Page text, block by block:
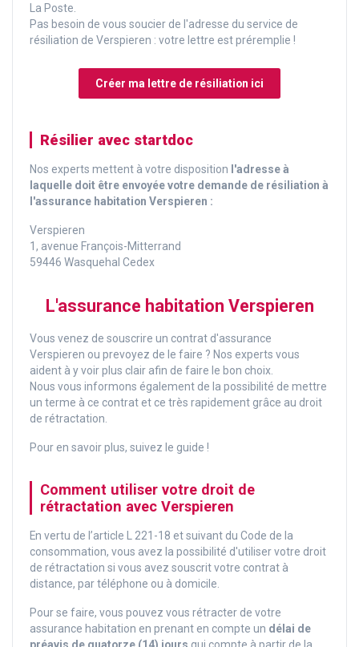
La Poste.
Pas besoin de vous soucier de l'adresse du service de
résiliation de Verspieren : votre lettre est préremplie !
Créer ma lettre de résiliation ici
Résilier avec startdoc
Nos experts mettent à votre disposition l'adresse à
laquelle doit être envoyée votre demande de résiliation à
l'assurance habitation Verspieren :
Verspieren
1, avenue François-Mitterrand
59446 Wasquehal Cedex
L'assurance habitation Verspieren
Vous venez de souscrire un contrat d'assurance
Verspieren ou prevoyez de le faire ? Nos experts vous
aident à y voir plus clair afin de faire le bon choix.
Nous vous informons également de la possibilité de mettre
un terme à ce contrat et ce très rapidement grâce au droit
de rétractation.
Pour en savoir plus, suivez le guide !
Comment utiliser votre droit de
rétractation avec Verspieren
En vertu de l’article L 221-18 et suivant du Code de la
consommation, vous avez la possibilité d'utiliser votre droit
de rétractation si vous avez souscrit votre contrat à
distance, par téléphone ou à domicile.
Pour se faire, vous pouvez vous rétracter de votre
assurance habitation en prenant en compte un délai de